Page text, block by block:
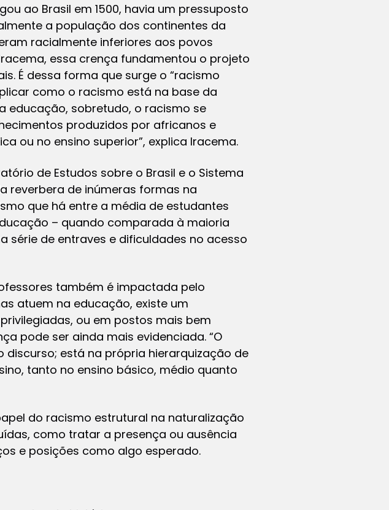
ao Brasil em 1500, havia um pressuposto
a população dos continentes da
racialmente inferiores aos povos
essa crença fundamentou o projeto
É dessa forma que surge o “racismo
como o racismo está na base da
educação, sobretudo, o racismo se
produzidos por africanos e
ou no ensino superior”, explica Iracema.
de Estudos sobre o Brasil e o Sistema
reverbera de inúmeras formas na
que há entre a média de estudantes
– quando comparada à maioria
série de entraves e dificuldades no acesso
também é impactada pelo
atuem na educação, existe um
ou em postos mais bem
pode ser ainda mais evidenciada. “O
está na própria hierarquização de
tanto no ensino básico, médio quanto
do racismo estrutural na naturalização
como tratar a presença ou ausência
e posições como algo esperado.